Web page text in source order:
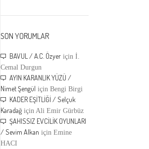
SON YORUMLAR
BAVUL / A.C. Özyer içinİ.
Cemal Durgun
AYIN KARANLIK YÜZÜ /
Nimet Şengül içinBengi Birgi
KADER EŞİTLİĞİ / Selçuk
Karadağ içinAli Emir Gürbüz
ŞAHISSIZ EVCİLİK OYUNLARI
/ Sevim Alkan içinEmine
HACI